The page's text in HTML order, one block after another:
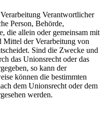
Verantwortlicher
Person, Behörde,
die allein oder gemeinsam mit
Mittel der Verarbeitung von
Sind die Zwecke und
das Unionsrecht oder das
so kann der
können die bestimmten
dem Unionsrecht oder dem
werden.